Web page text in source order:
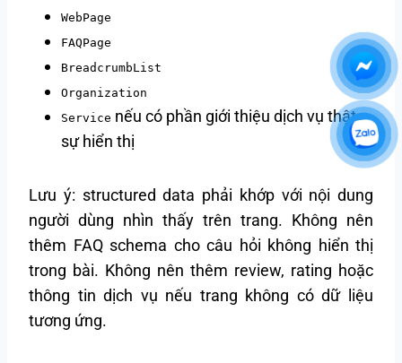
WebPage
FAQPage
BreadcrumbList
Organization
Service nếu có phần giới thiệu dịch vụ thật
sự hiển thị
Lưu ý: structured data phải khớp với nội dung
người dùng nhìn thấy trên trang. Không nên
thêm FAQ schema cho câu hỏi không hiển thị
trong bài. Không nên thêm review, rating hoặc
thông tin dịch vụ nếu trang không có dữ liệu
tương ứng.